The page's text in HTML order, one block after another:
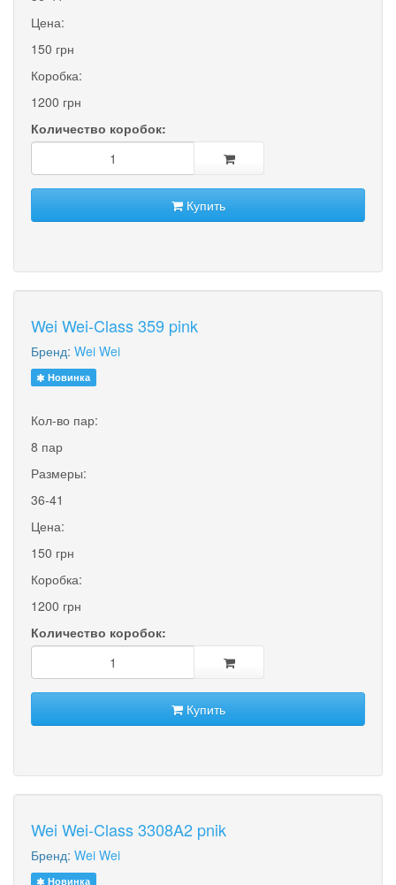
Цена:
150 грн
Коробка:
1200 грн
Количество коробок:
Купить
Wei Wei-Class 359 pink
Бренд: Wei Wei
Новинка
Кол-во пар:
8 пар
Размеры:
36-41
Цена:
150 грн
Коробка:
1200 грн
Количество коробок:
Купить
Wei Wei-Class 3308A2 pnik
Бренд: Wei Wei
Новинка